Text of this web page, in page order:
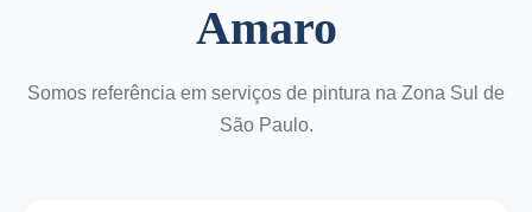
Amaro
Somos referência em serviços de pintura na Zona Sul de
São Paulo.